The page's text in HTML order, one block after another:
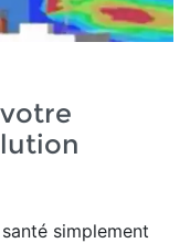
simplement